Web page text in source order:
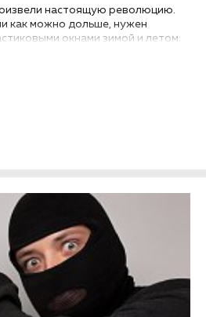
настоящую революцию.
как можно дольше, нужен
окнами зимой и летом: